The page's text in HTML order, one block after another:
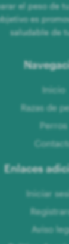
el peso de
es
saludable de
Inicio
Razas de
Perros
Enlaces
Iniciar
Aviso